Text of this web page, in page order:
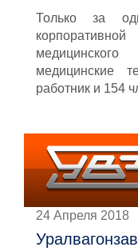
Только за
медицинские
работник и 154
24 Апреля 2018